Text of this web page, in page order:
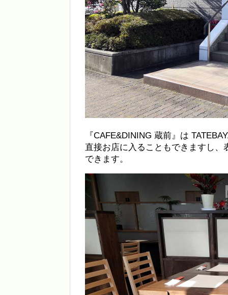
『CAFE&DINING 蔵前』は
直接お店に入ることもできますし
できます。